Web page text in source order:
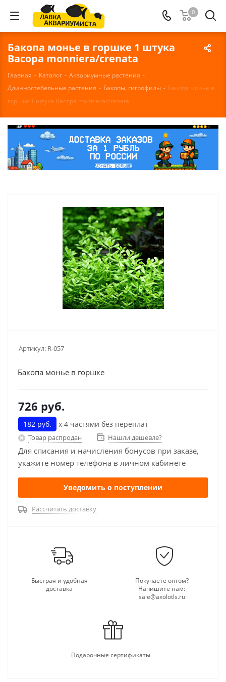
0
Бакопа монье в горшке 1 штука
Bacopa monniera/crenata
Главная - Каталог - Аквариумные растения -
Длинностебельные растения - Бакопы, гигрофилы - Бакопа монье в
горшке 1 штука Bacopa monniera/crenata
Артикул: R-057
Бакопа монье в горшке
726 руб.
182 руб. х 4 частями без переплат
Товар распродан Нашли дешевле?
Для списания и начисления бонусов при заказе,
укажите номер телефона в личном кабинете
Уведомить о поступлении
Рассчитать доставку
Быстрая и удобная
доставка
Покупаете оптом?
Напишите нам:
sale@axolotls.ru
Подарочные сертификаты